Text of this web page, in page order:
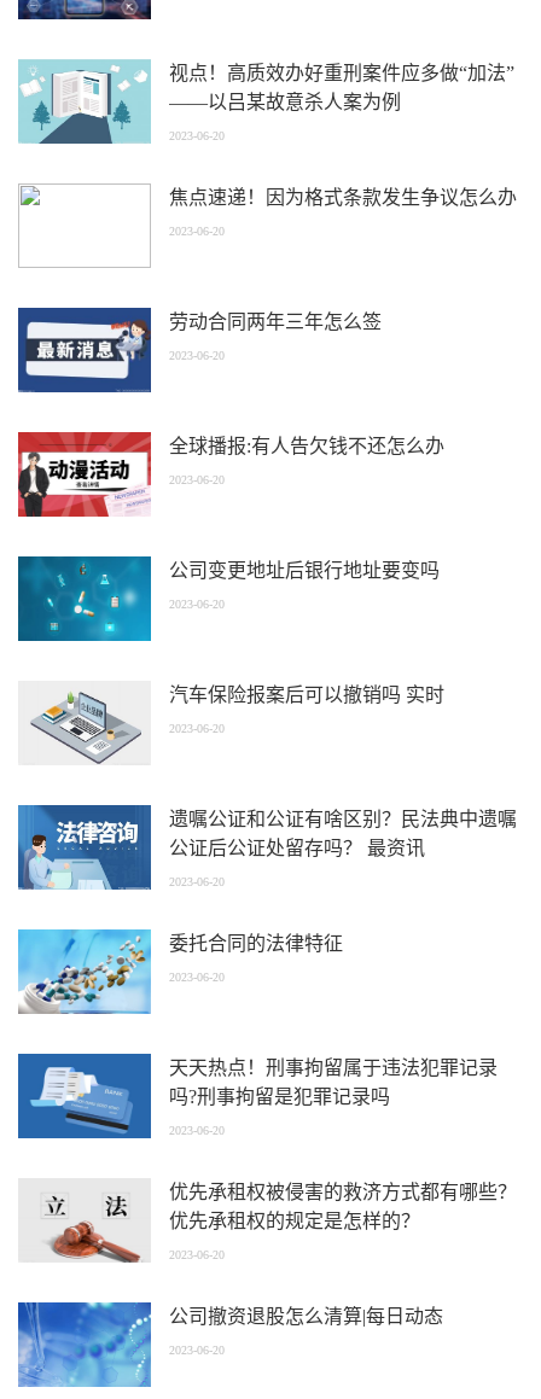
视点！高质效办好重刑案件应多做“加法”
——以吕某故意杀人案为例
2023-06-20
焦点速递！因为格式条款发生争议怎么办
2023-06-20
劳动合同两年三年怎么签
2023-06-20
全球播报:有人告欠钱不还怎么办
2023-06-20
公司变更地址后银行地址要变吗
2023-06-20
汽车保险报案后可以撤销吗 实时
2023-06-20
遗嘱公证和公证有啥区别？民法典中遗嘱
公证后公证处留存吗？ 最资讯
2023-06-20
委托合同的法律特征
2023-06-20
天天热点！刑事拘留属于违法犯罪记录
吗?刑事拘留是犯罪记录吗
2023-06-20
优先承租权被侵害的救济方式都有哪些？
优先承租权的规定是怎样的？
2023-06-20
公司撤资退股怎么清算|每日动态
2023-06-20